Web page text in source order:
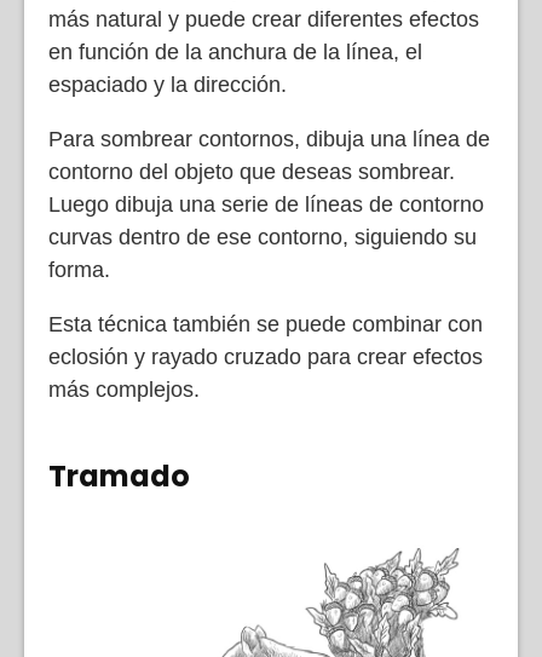
más natural y puede crear diferentes efectos
en función de la anchura de la línea, el
espaciado y la dirección.
Para sombrear contornos, dibuja una línea de
contorno del objeto que deseas sombrear.
Luego dibuja una serie de líneas de contorno
curvas dentro de ese contorno, siguiendo su
forma.
Esta técnica también se puede combinar con
eclosión y rayado cruzado para crear efectos
más complejos.
Tramado